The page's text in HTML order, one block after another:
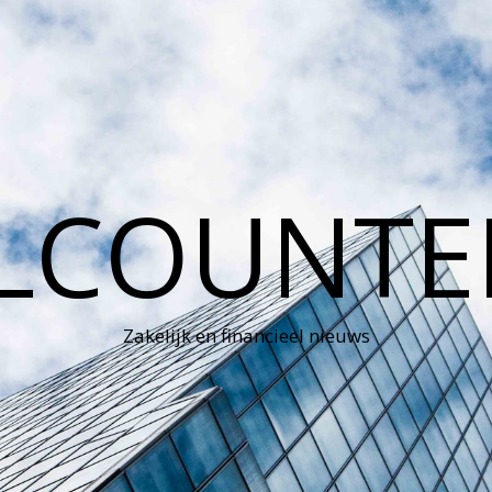
Zakelijk en financieel nieuws